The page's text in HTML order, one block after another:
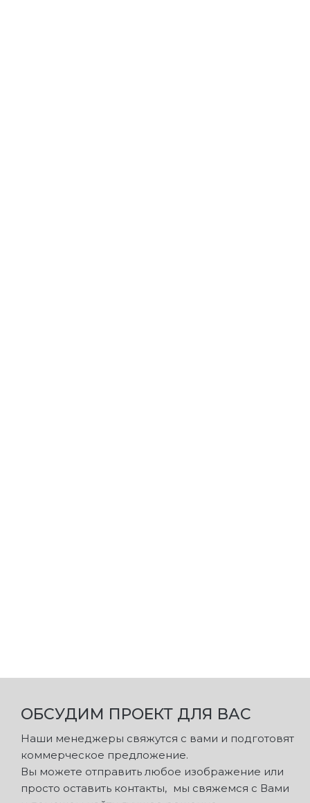
ОБСУДИМ ПРОЕКТ ДЛЯ ВАС
Наши менеджеры свяжутся с вами и подготовят
коммерческое предложение.
Вы можете отправить любое изображение или
просто оставить контакты, мы свяжемся с Вами